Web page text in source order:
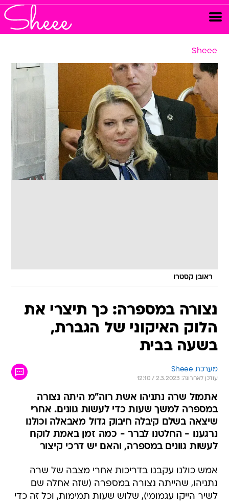
Sheee
ראובן קסטרו
נצורה במספרה: כך תיצרי את
הלוק האיקוני של הגברת,
בשעה בבית
מערכת Sheee
עודכן לאחרונה: 2.3.2023 / 12:10
אתמול שרה נתניהו אשת רוה"מ היתה נצורה
במספרה למשך שעות כדי לעשות גוונים. אחרי
שיצאה בשלם קיבלה חיבוק גדול מאבאלה וכולנו
נרגענו - החלטנו לברר - כמה זמן באמת לוקח
לעשות גוונים במספרה, והאם יש דרכי קיצור
אמש כולנו עקבנו בדריכות אחרי מצבה של שרה
נתניהו, שהייתה נצורה במספרה (שזה אחלה שם
לשיר הייקו עגמומי), שלוש שעות תמימות, וכל זה כדי